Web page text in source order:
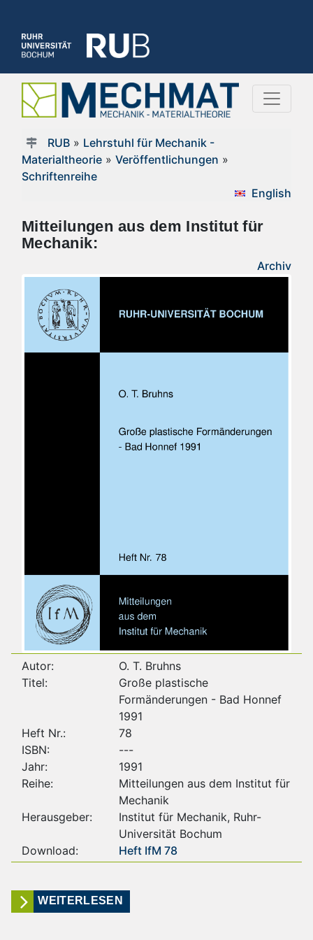
RUB» Lehrstuhl für Mechanik -
Materialtheorie » Veröffentlichungen »
Schriftenreihe
English
Mitteilungen aus dem Institut für
Mechanik:
Archiv
Autor:
O. T. Bruhns
Titel:
Große plastische
Formänderungen - Bad Honnef
1991
Heft Nr.:
78
ISBN:
---
Jahr:
1991
Reihe:
Mitteilungen aus dem Institut für
Mechanik
Herausgeber:
Institut für Mechanik, Ruhr-
Universität Bochum
Download:
Heft IfM 78
WEITERLESEN